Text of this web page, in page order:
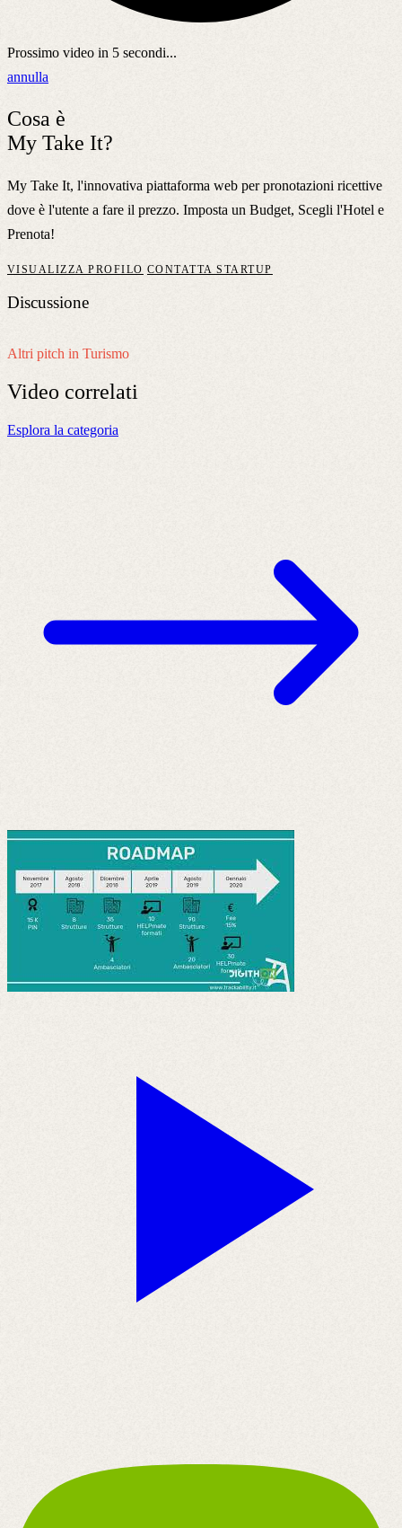
Prossimo video in 5 secondi...
annulla
Cosa è
My Take It?
My Take It, l'innovativa piattaforma web per pronotazioni ricettive
dove è l'utente a fare il prezzo. Imposta un Budget, Scegli l'Hotel e
Prenota!
VISUALIZZA PROFILO CONTATTA STARTUP
Discussione
Altri pitch in Turismo
Video correlati
Esplora la categoria